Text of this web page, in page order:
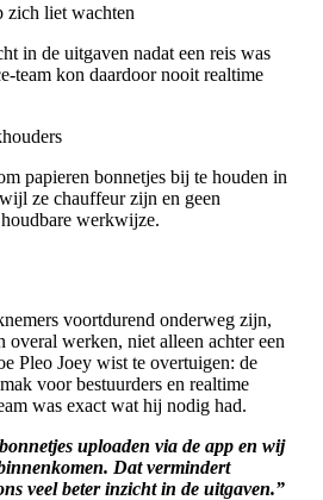
zich liet wachten
in de uitgaven nadat een reis was
team kon daardoor nooit realtime
papieren bonnetjes bij te houden in
ze chauffeur zijn en geen
werkwijze.
voortdurend onderweg zijn,
overal werken, niet alleen achter een
Pleo Joey wist te overtuigen: de
voor bestuurders en realtime
was exact wat hij nodig had.
uploaden via de app en wij
Dat vermindert
veel beter inzicht in de uitgaven.”